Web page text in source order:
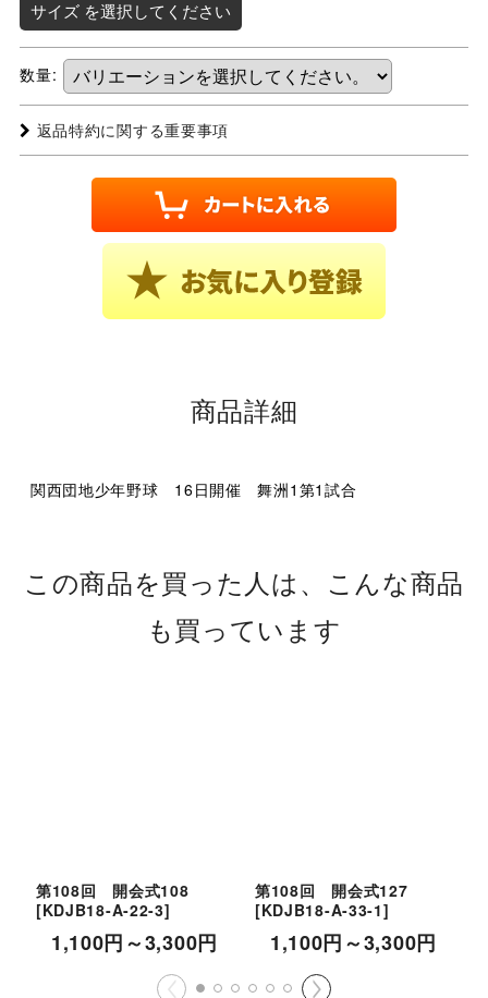
サイズ を選択してください
数量:
返品特約に関する重要事項
商品詳細
関西団地少年野球 16日開催 舞洲1第1試合
この商品を買った人は、こんな商品
も買っています
第108回 開会式108
[KDJB18-A-22-3]
1,100円～3,300円
第108回 開会式127
[KDJB18-A-33-1]
1,100円～3,300円